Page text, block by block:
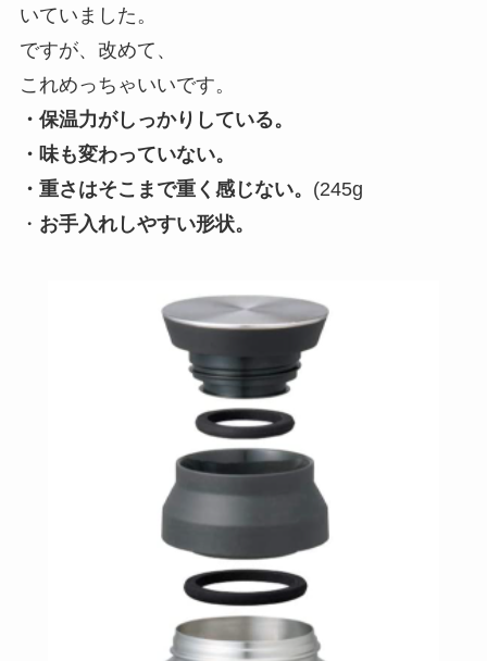
いていました。
ですが、改めて、
これめっちゃいいです。
・保温力がしっかりしている。
・味も変わっていない。
・重さはそこまで重く感じない。 (245g
・ お手入れしやすい形状。